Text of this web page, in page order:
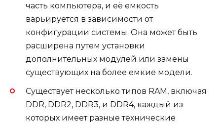
часть компьютера, и её емкость
варьируется в зависимости от
конфигурации системы. Она может быть
расширена путем установки
дополнительных модулей или замены
существующих на более емкие модели.
Существует несколько типов RAM, включая
DDR, DDR2, DDR3, и DDR4, каждый из
которых имеет разные технические